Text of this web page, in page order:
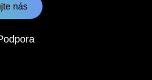
nás